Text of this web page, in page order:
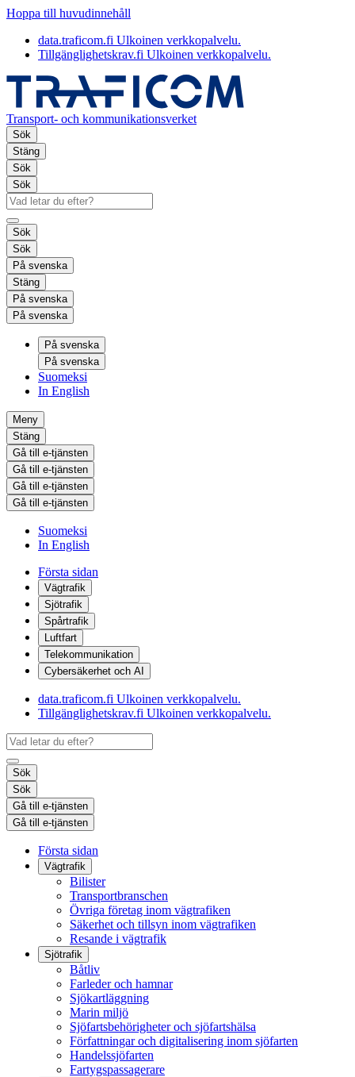
Hoppa till huvudinnehåll
data.traficom.fi Ulkoinen verkkopalvelu.
Tillgänglighetskrav.fi Ulkoinen verkkopalvelu.
Transport- och kommunikationsverket
Sök
Stäng
Sök
Sök
Sök
Sök
På svenska
Stäng
På svenska
På svenska
På svenska
På svenska
Suomeksi
In English
Meny
Stäng
Gå till e-tjänsten
Gå till e-tjänsten
Gå till e-tjänsten
Gå till e-tjänsten
Suomeksi
In English
Första sidan
Vägtrafik
Sjötrafik
Spårtrafik
Luftfart
Telekommunikation
Cybersäkerhet och AI
data.traficom.fi Ulkoinen verkkopalvelu.
Tillgänglighetskrav.fi Ulkoinen verkkopalvelu.
Sök
Sök
Gå till e-tjänsten
Gå till e-tjänsten
Första sidan
Vägtrafik
Bilister
Transportbranschen
Övriga företag inom vägtrafiken
Säkerhet och tillsyn inom vägtrafiken
Resande i vägtrafik
Sjötrafik
Båtliv
Farleder och hamnar
Sjökartläggning
Marin miljö
Sjöfartsbehörigheter och sjöfartshälsa
Författningar och digitalisering inom sjöfarten
Handelssjöfarten
Fartygspassagerare